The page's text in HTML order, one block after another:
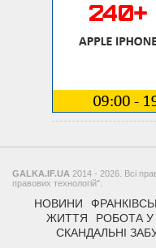
GALKA.IF.UA 2014 - 2026. Всі
правових технологій".
НОВИНИ
ЖИТТЯ
РОБОТА У
СКАНДАЛЬНІ